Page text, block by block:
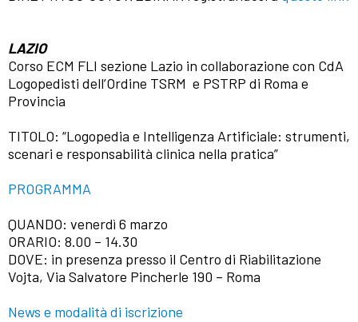
LAZIO
Corso ECM FLI sezione Lazio in collaborazione con CdA
Logopedisti dell’Ordine TSRM e PSTRP di Roma e
Provincia
TITOLO: “Logopedia e Intelligenza Artificiale: strumenti,
scenari e responsabilità clinica nella pratica”
PROGRAMMA
QUANDO: venerdì 6 marzo
ORARIO: 8.00 – 14.30
DOVE: in presenza presso il Centro di Riabilitazione
Vojta, Via Salvatore Pincherle 190 – Roma
News e modalità di iscrizione